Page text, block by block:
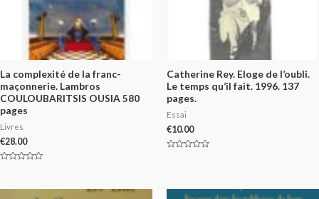
La complexité de la franc-
maçonnerie. Lambros
COULOUBARITSIS OUSIA 580
pages
Livres
€28.00
of
Catherine Rey. Eloge de l’oubli.
Le temps qu’il fait. 1996. 137
pages.
Essai
€10.00
5